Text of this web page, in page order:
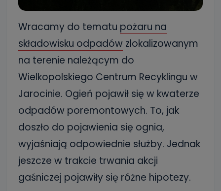
Wracamy do tematu pożaru na
składowisku odpadów zlokalizowanym
na terenie należącym do
Wielkopolskiego Centrum Recyklingu w
Jarocinie. Ogień pojawił się w kwaterze
odpadów poremontowych. To, jak
doszło do pojawienia się ognia,
wyjaśniają odpowiednie służby. Jednak
jeszcze w trakcie trwania akcji
gaśniczej pojawiły się różne hipotezy.